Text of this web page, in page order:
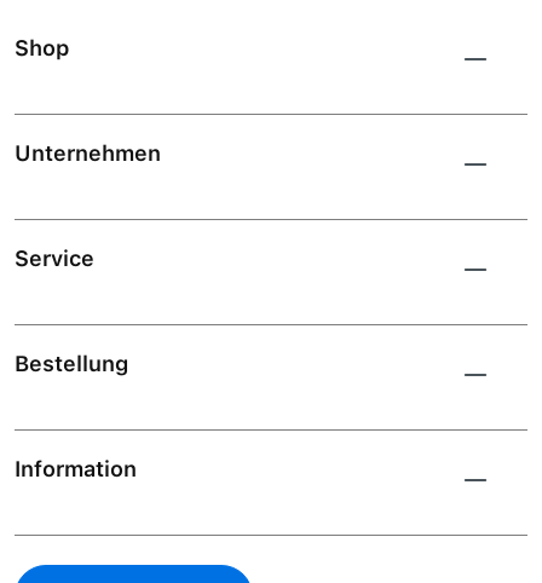
Shop
Unternehmen
Service
Bestellung
Information